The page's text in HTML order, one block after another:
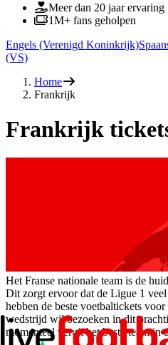
Meer dan 20 jaar ervaring
1M+ fans geholpen
Engels (Verenigd Koninkrijk)
(VS)
Home
Frankrijk
Frankrijk
Het Franse nationale team is de
Dit zorgt ervoor dat de Ligue 1
hebben de beste voetbaltickets
wedstrijd wil bezoeken in dit
momenteel veruit het beste team in